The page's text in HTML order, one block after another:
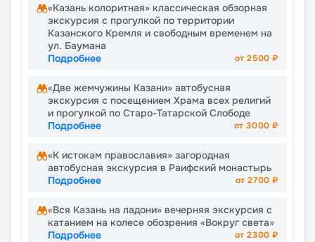
«Казань колоритная» классическая обзорная
экскурсия с прогулкой по территории
Казанского Кремля и свободным временем на
ул. Баумана
Подробнее
от2500 ₽
«Две жемчужины Казани» автобусная
экскурсия с посещением Храма всех религий
и прогулкой по Старо-Татарской Слободе
Подробнее
от3000 ₽
«К истокам православия» загородная
автобусная экскурсия в Раифский монастырь
Подробнее
от2700 ₽
«Вся Казань на ладони» вечерняя экскурсия с
катанием на колесе обозрения «Вокруг света»
Подробнее
от2300 ₽